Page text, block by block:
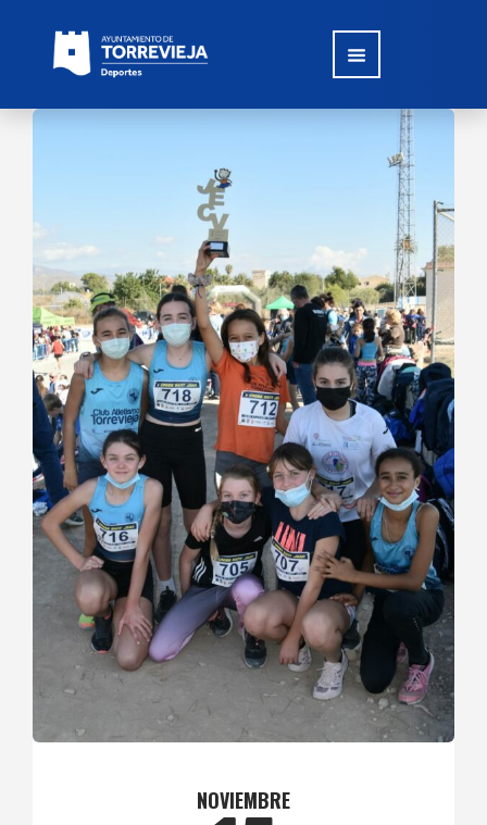
NOVIEMBRE